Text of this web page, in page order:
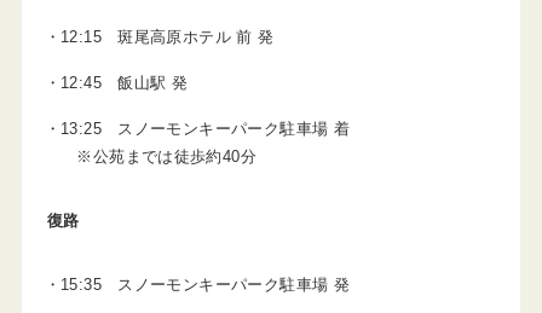
12:15 斑尾高原ホテル 前 発
12:45 飯山駅 発
13:25 スノーモンキーパーク駐車場 着
※公苑までは徒歩約40分
復路
15:35 スノーモンキーパーク駐車場 発